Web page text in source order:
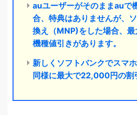
auユーザーがそのままauで
合、特典はありませんが、
換え（MNP)をした場合、
機種値引きがあります。
新しくソフトバンクでスマ
同様に最大で22,000円の割